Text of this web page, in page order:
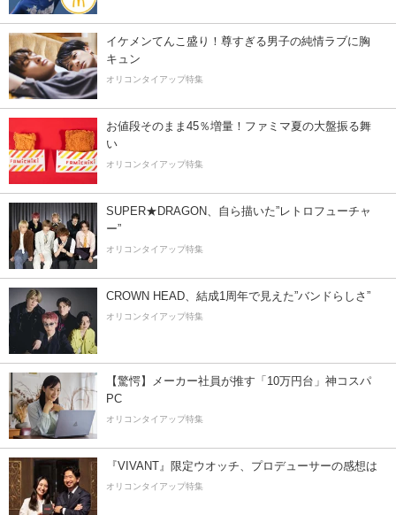
イケメンてんこ盛り！尊すぎる男子の純情ラブに胸
キュン
オリコンタイアップ特集
お値段そのまま45％増量！ファミマ夏の大盤振る舞
い
オリコンタイアップ特集
SUPER★DRAGON、自ら描いた”レトロフューチャ
ー”
オリコンタイアップ特集
CROWN HEAD、結成1周年で見えた”バンドらしさ”
オリコンタイアップ特集
【驚愕】メーカー社員が推す「10万円台」神コスパ
PC
オリコンタイアップ特集
『VIVANT』限定ウオッチ、プロデューサーの感想は
オリコンタイアップ特集